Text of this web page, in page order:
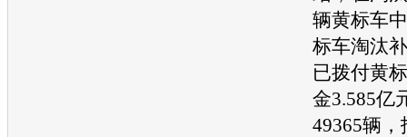
辆黄标车
标车淘汰
已拨付黄
金3.585亿
49365辆，